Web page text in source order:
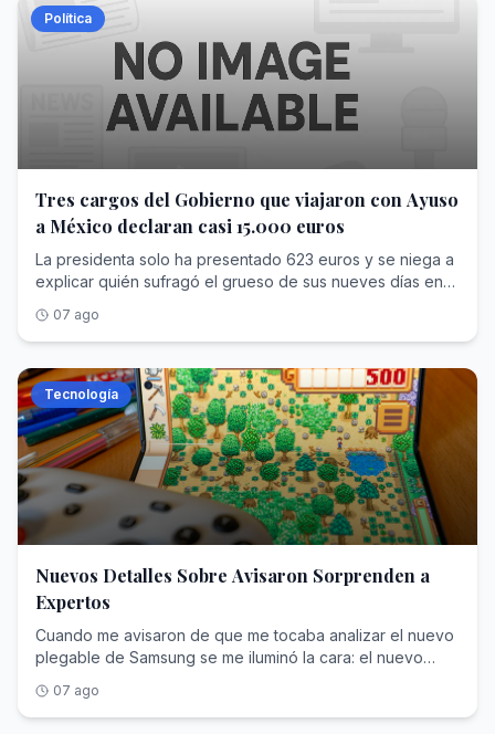
Política
Tres cargos del Gobierno que viajaron con Ayuso
a México declaran casi 15.000 euros
La presidenta solo ha presentado 623 euros y se niega a
explicar quién sufragó el grueso de sus nueves días en
07 ago
Tecnología
Nuevos Detalles Sobre Avisaron Sorprenden a
Expertos
Cuando me avisaron de que me tocaba analizar el nuevo plegable de Samsung se me iluminó la cara: el nuevo formato me ha encantado porque me recuerda a uno de mis preferidos, el OPPO Find N2. Esa ilusión pasó a diluirse cuando descubrí que mi boleto ganador era el Samsung Galaxy Z Fold8 Ultra, no el Fold8 a secas. Mi cara debió de ser la del famoso meme de la independencia catalana. Eso antes de analizarlo, porque después de dos semanas con él confieso que me alegro de mi suerte. El Samsung Galaxy Z Fold8 Ultra tiene un formato alargado, sí; no cambia en exceso con respecto a la mayoría de plegables, también, pero tiene un algo que lo convierte en una elección sensata: Samsung ha conseguido un plegable capaz de auparse al podio sin despeinarse. Venía del Vivo X Fold6 y no puedo estar más contento con el Galaxy Z Fold8 Ultra: es un telefonazo con mayúsculas. Índice de Contenidos (6) Ficha técnica del Samsung Galaxy Z Fold8 Ultra Diseño, pantallas y sonido: Samsung ha hecho los deberes Rendimiento y software: potencia con demasiado control Batería: lo bueno y lo malo del silicio-carbono Cámaras: el telefoto se queda atrás Samsung Galaxy Z Fold8 Ultra, la opinión y nota de Xataka Ficha técnica del Samsung Galaxy Z Fold8 Ultra SAMSUNG GALAXY Z Fold8 Ultra Dimensiones y peso Plegado: 72,8 x 158,4 x 8,9 mmDesplegado: 143,2 x 158,4 x 4,1 mm215 gramos pantalla plegable Dynamic AMOLED 2X de 8 pulgadasResolución QXGA+ (2.504 x 2.256 píxeles)422 píxeles por pulgada3.000 nitsTasa de refresco: 1-120 HzVision Booster pantalla principal Dynamic AMOLED 2X de 6,5 pulgadasResolución FullHD+ (1.080 x 2.520 píxeles)422 pppTasa de refresco: 1-120 HzVision Booster procesador Snapdragon 8 Elite Gen 5 para Galaxy Memoria ram y almacenamiento 12/256 GB12/512 GB16 GB/1 TB cámara principal Principal: 200 MP, quad pixel AF, OIS, f/1.7, FOV 85ºGran angular: 50 MP, OIS, f/1.7, FOV 120ºTelefoto: 10 MP, PDAF, OIS, f/2.4, FOV 36º, zoom 3x cámara frontal Pantalla principal: 10 MP, f/2.2, FOV 85ºPantalla plegable: 10 MP, f/2.2, FOV 100º batería 5.000 mAh Carga rápida de 45WCarga inalámbrica de 20WCarga inalámbrica inversa PowerShare conectividad 5G NSA/SALTEWi-Fi 7Bluetooth 6NFCGPS sistema operativo Android 17One UI 9 otros Resistencia IP48Altavoces estéreoLector de huellas capacitivo en el lateralGalaxy AIKnoxNow BriefNow Nudge precio Desde 2.199 euros Diseño, pantallas y sonido: Samsung ha hecho los deberes Llama la atención por lo compacto que es en la mano, porque parece un móvil “normal” cuando está plegado, por la gran superficie de uso que se abre ante los ojos al desplegarlo y por su excelente construcción de metal. La elección de los materiales, incluido el titanio de la bisagra, me parece acertada. El Samsung Galaxy Z Fold8 Ultra se siente premium, se ve como tal y funciona al nivel de lo que cualquiera esperaría por 2.200 euros. Dejando de lado si es o no caro para lo que ofrece (yo creo que sí), es un teléfono que da mucho más de lo que cualquiera necesita. Las pantallas son un escándalo. Y la interior ve muy reducida la presencia de la arruga El ratio de la pantalla exterior es alargado, todo lo contrario del Fold8 a secas. Dicho panel tiene unos marcos generosos y ofrece lo máximo que puede dar Samsung en tecnología AMOLED. Me parece una delicia en todas las condiciones, ver cualquier contenido en la pantalla frontal supone disfrutarlo con detalle, nitidez, con un excelente rango de color, ajustado en saturación y con un contraste altísimo. También el brillo es muy alto: no se inmuta ni bajo el sol directo de agosto. Más fino no se puede: el USB C marca los límites Los cantos del teléfono son finos, al nivel de que apenas tiene espacio el USB C. Samsung ha evolucionado el cuerpo del Fold7 para hacerlo aún más fino en el Samsung Galaxy Z Fold8 Ultra. Sin que el móvil sea exageradamente grande: venía del Vivo X Fold6 y el de Samsung me parecía hasta pequeño. Sin que esto implique perder calidad ni versatilidad en la reproducción de contenido. La certificación IP48 garantiza protección contra el agua. Contra el polvo no tanto con el polvo y la arena La resistencia queda un poco por detrás de la competencia: el Galaxy Z Fold8 Ultra está certificado con IP48 (el polvo sigue siendo su peor enemigo). Mantiene el doble altavoz estéreo, uno en cada canto del móvil. Con un sonido que sorprende por su potencia y por su calidad: medí 90 dB máximos de presión sonora. Los altavoces externos tienen bastante potencia para ser los de un plegable. Acusan cierta estridencia a volumen alto y eché en falta algo de pegada en los bajos Samsung ha rediseñado la bisagra para añadirle resistencia y mayor facilidad para abrir el teléfono. La acción de desplegado sigue siendo engorrosa: al ser tan fino, cuesta meter los dedos entre el mínimo hueco que deja el cuerpo. Es verdad que no ofrece tanta resistencia como otros plegables que he probado. Y hay otro punto positivo: Samsung ha conseguido disimular en buena medida la arruga interior de plegado. Está y se nota al tacto y a la vista, aunque no molesta. El Galaxy Z Fold8 Ultra subraya el sonido inalámbrico y con cable con audio Hi-Res, con una colección amplísima de códecs Bluetooth. Tiene salida de audio digital a través del USB C y es compatible con Display Port. El lector de huellas del Samsung Galaxy Z Fold8 ultra es muy fino, pero efectivo Turno del lector de huellas. Como suele ocurrir en los plegables, el escáner se sitúa en el lateral del teléfono, sobre el botón de encendido. Este es muy fino y de reducido tamaño. Aun así, lee muy bien la huella, desbloquea al instante con solo posar el dedo y no me ha hecho repetir demasiadas veces el desbloqueo porque no me detectó la huella. Correcto. Además, Samsung incluye el siempre bienvenido desbloqueo facial con la cámara frontal y también con la interior. He podido desbloquear el Galaxy Z Fold8 Ultra desplegándolo y dejando que la cámara interior me detectara. Rendimiento y software: potencia con demasiado control Sobre el papel, el Samsung Galaxy Z Fold8 Ultra parte con lo mejorcito en potencia para este año, el Snapdragon 8 Elite Gen 5 adaptado a los Galaxy. Es un SoC que ya he probado en muchos otros teléfonos, incluida la versión adaptada de Qualcomm para el Samsung Galaxy S26 Ultra, que tiene el mismo chip. Aunque en el Fold no se comporta de la misma manera: debido al escaso espacio que deja un grosor de 4,2 mm, el sistema debe estrangular el rendimiento muy pronto para que el móvil no se sobrecaliente. El Fold8 Ultra acusa un elevado throttling durante la ejecución a máximos. Esto se aprecia en los benchmarks, donde el rendimiento sostenido cae casi a la mitad tras los primeros minutos. Puede llegar a calentarse, sobre todo si se hacen ambas cosas: jugar y cargar. En el uso habitual, no me he encontrado con caídas apreciables de rendimiento durante el uso habitual y los juegos han funcionado con alta calidad gráfica en todo momento. El throttling tras diez minutos es muy acusado (captura de la derecha) Otro de los detalles negativos es el desplazamiento vertical: las aplicaciones a veces fluyen a saltos, incluso con la tasa de refresco adaptable. El sistema activa los 120 Hz en las animaciones dentro y entre apps, dejando a 1 Hz el panel cuando la imagen en pantalla es estática. No suele intercalar otras frecuencias, aunque todo depende de las apps. Por ejemplo, cuando reproduce vídeos en YouTube puede adaptar el refresco a los 30 o 60 Hz dependiendo de los fps del contenido. Turno de echarle un vistazo a los resultados de benchmark. A continuación tienes la tabla comparativa del Samsung Galaxy Z Fold8 Ultra con los plegables que le hacen competencia directa aparte de otros modelos igualmente premium. samsung galaxy z fold7 Motorola Razr Fold Honor Magic v6 xiaomi 17 ultra oppo find x9 ultra samsung galaxy s26 ultra iPhone 17 pro max PROCESADOR Snapdragon 8 Elite Gen 5 for Galaxy Snapdragon 8 Gen 5
07 ago